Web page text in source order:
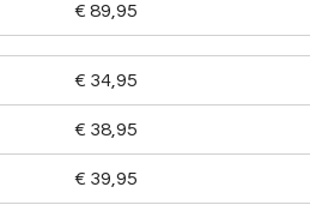
€ 89,95
€ 34,95
€ 38,95
€ 39,95